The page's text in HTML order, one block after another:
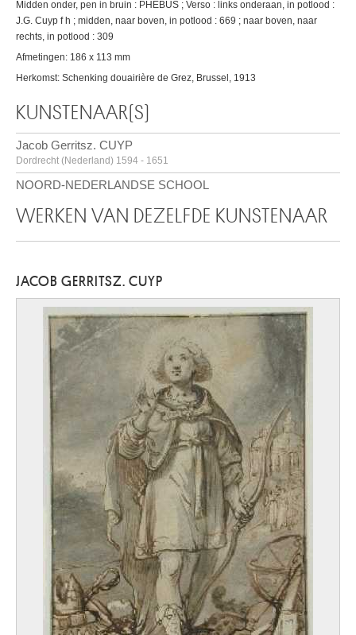
Midden onder, pen in bruin : PHEBUS ; Verso : links onderaan, in potlood :
J.G. Cuyp f h ; midden, naar boven, in potlood : 669 ; naar boven, naar
rechts, in potlood : 309
Afmetingen: 186 x 113 mm
Herkomst: Schenking douairière de Grez, Brussel, 1913
KUNSTENAAR(S)
Jacob Gerritsz. CUYP
Dordrecht (Nederland) 1594 - 1651
NOORD-NEDERLANDSE SCHOOL
WERKEN VAN DEZELFDE KUNSTENAAR
JACOB GERRITSZ. CUYP